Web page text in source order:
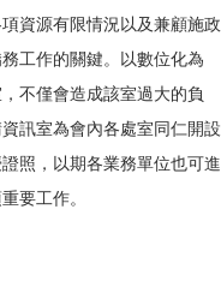
資源有限情況以及兼顧施政
工作的關鍵。以數位化為
不僅會造成該室過大的負
訊室為會內各處室同仁開設
照，以期各業務單位也可進
要工作。